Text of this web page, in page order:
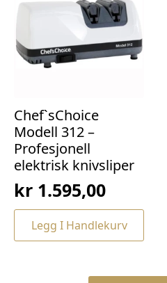
Chef`sChoice
Modell 312 –
Profesjonell
elektrisk knivsliper
kr 1.595,00
Legg I Handlekurv